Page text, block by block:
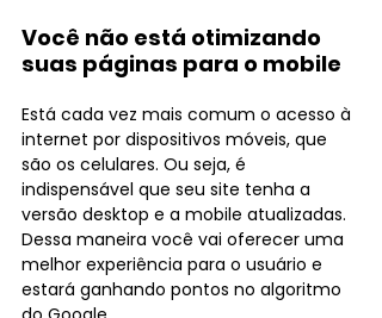
Você não está otimizando
suas páginas para o mobile
Está cada vez mais comum o acesso à
internet por dispositivos móveis, que
são os celulares. Ou seja, é
indispensável que seu site tenha a
versão desktop e a mobile atualizadas.
Dessa maneira você vai oferecer uma
melhor experiência para o usuário e
estará ganhando pontos no algoritmo